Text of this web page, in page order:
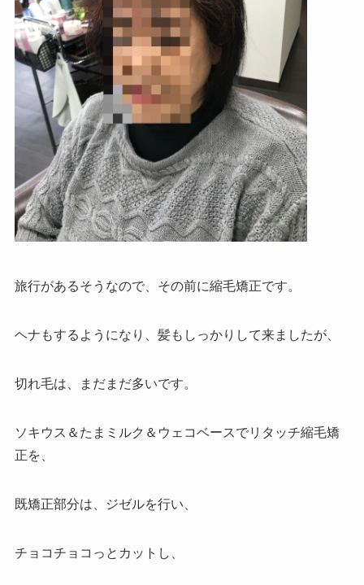
旅行があるそうなので、その前に縮毛矯正です。
ヘナもするようになり、髪もしっかりして来ましたが、
切れ毛は、まだまだ多いです。
ソキウス＆たまミルク＆ウェコベースでリタッチ縮毛矯
正を、
既矯正部分は、ジゼルを行い、
チョコチョコっとカットし、